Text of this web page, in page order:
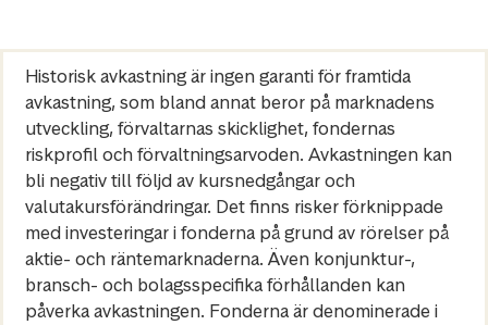
Historisk avkastning är ingen garanti för framtida
avkastning, som bland annat beror på marknadens
utveckling, förvaltarnas skicklighet, fondernas
riskprofil och förvaltningsarvoden. Avkastningen kan
bli negativ till följd av kursnedgångar och
valutakursförändringar. Det finns risker förknippade
med investeringar i fonderna på grund av rörelser på
aktie- och räntemarknaderna. Även konjunktur-,
bransch- och bolagsspecifika förhållanden kan
påverka avkastningen. Fonderna är denominerade i